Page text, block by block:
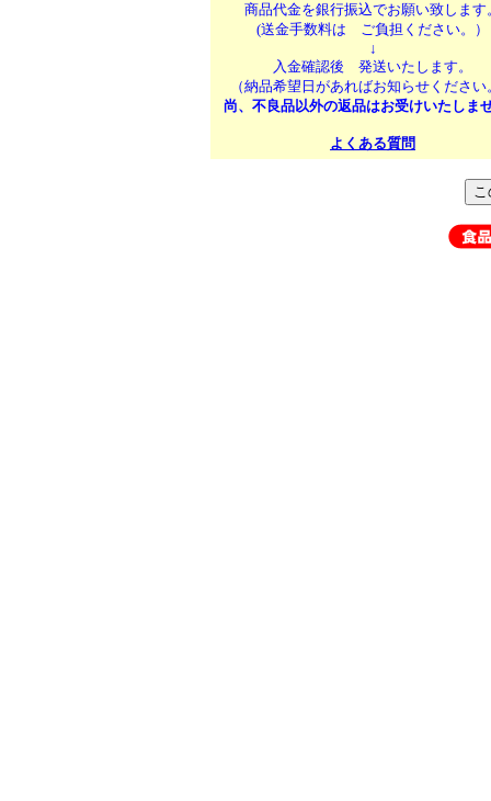
商品代金を銀行振込でお願い致します
(送金手数料は ご負担ください。）
↓
入金確認後 発送いたします。
（納品希望日があればお知らせください
尚、不良品以外の返品はお受けいたしま
よくある質問